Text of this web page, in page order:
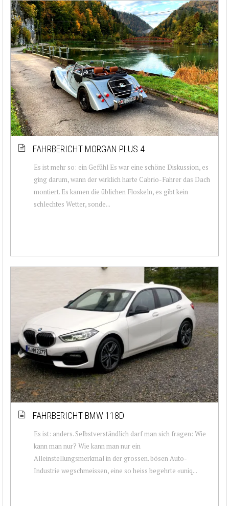
FAHRBERICHT MORGAN PLUS 4
Es ist mehr so: ein Gefühl Es war eine schöne Diskussion, es
ging darum, wann der wirklich harte Cabrio-Fahrer das Dach
montiert. Es kamen die üblichen Floskeln, es gibt kein
schlechtes Wetter, sonde...
FAHRBERICHT BMW 118D
Es ist: anders. Selbstverständlich darf man sich fragen: Wie
kann man nur? Wie kann man nur ein
Alleinstellungsmerkmal in der grossen. bösen Auto-
Industrie wegschmeissen, eine so heiss begehrte «uniq...